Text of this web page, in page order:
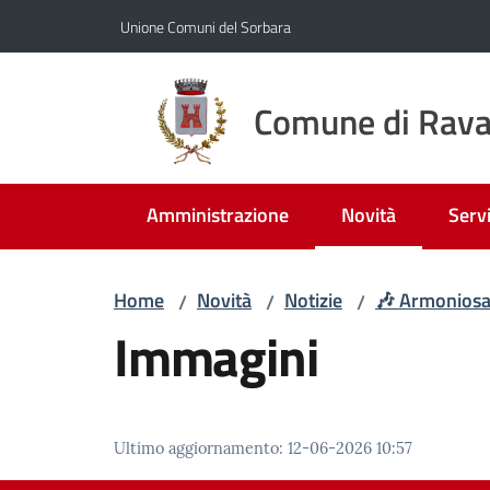
Unione Comuni del Sorbara
Comune di
Amministrazione Novità
Menu selezionato
Home / Novità / Notizie / ​🎶
Immagini
Ultimo aggiornamento: 12-06-2026 10:57